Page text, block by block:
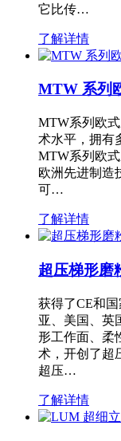
它比传…
了解详情
MTW 系列
MTW系列欧
术水平，拥有
MTW系列欧
欧洲先进制造
可…
了解详情
超压梯形磨
获得了CE和
亚、美国、英
形工作面、柔
术，开创了超
超压…
了解详情